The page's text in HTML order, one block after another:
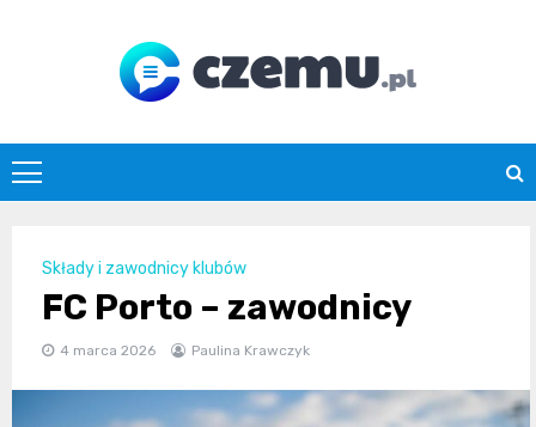
czemu.pl
Składy i zawodnicy klubów
FC Porto – zawodnicy
4 marca 2026 Paulina Krawczyk